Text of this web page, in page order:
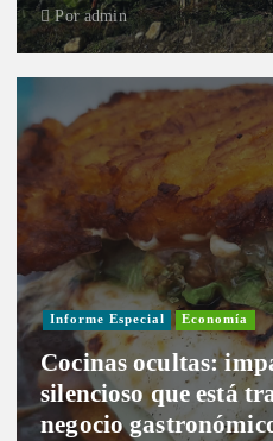
Poradmin
Informe Especial Economía
Cocinas ocultas:
silencioso que está
negocio